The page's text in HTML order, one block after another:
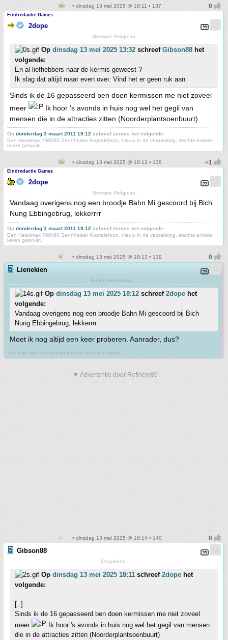
• dinsdag 13 mei 2025 @ 18:11 • 137
Eindredactie Games
2dope
Siempre Peligroso
Op dinsdag 13 mei 2025 13:32 schreef Gibson88 het
volgende:
En al liefhebbers naar de kermis geweest ?
Ik slag dat altijd maar even over. Vind het er geen ruk aan.
Sinds ik de 16 gepasseerd ben doen kermissen me niet zoveel
meer
Ik hoor 's avonds in huis nog wel het gegil van
mensen die in de attracties zitten (Noorderplantsoenbuurt)
Op donderdag 3 maart 2011 19:12 schreef zeross het volgende:
Een Headmax PMX60 Sennheiser Koptelefoon, nieuw in de verpakking, slechts enkele
keren gebruikt.
• dinsdag 13 mei 2025 @ 18:12 • 138
Eindredactie Games
2dope
Siempre Peligroso
Vandaag overigens nog een broodje Bahn Mi gescoord bij Bich
Nung Ebbingebrug, lekkerrrr
Op donderdag 3 maart 2011 19:12 schreef zeross het volgende:
Een Headmax PMX60 Sennheiser Koptelefoon, nieuw in de verpakking, slechts enkele
keren gebruikt.
• dinsdag 13 mei 2025 @ 18:13 • 139
Lienekien
Sunshower kisses...
Op dinsdag 13 mei 2025 18:12 schreef 2dope het
volgende:
Vandaag overigens nog een broodje Bahn Mi gescoord bij Bich
Nung Ebbingebrug, lekkerrrr
Moet ik nog altijd een keer proberen. Aanrader, dus?
The love you take is equal to the love you make.
▼ Advertentie door Refinery89
• dinsdag 13 mei 2025 @ 18:14 • 140
Gibson88
Ongekend.
Op dinsdag 13 mei 2025 18:11 schreef 2dope het
volgende:
[..]
Sinds ik de 16 gepasseerd ben doen kermissen me niet zoveel
meer
Ik hoor 's avonds in huis nog wel het gegil van mensen
die in de attracties zitten (Noorderplantsoenbuurt)